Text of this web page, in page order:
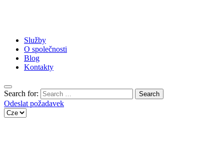
Služby
O společnosti
Blog
Kontakty
Search for:
Odeslat požadavek